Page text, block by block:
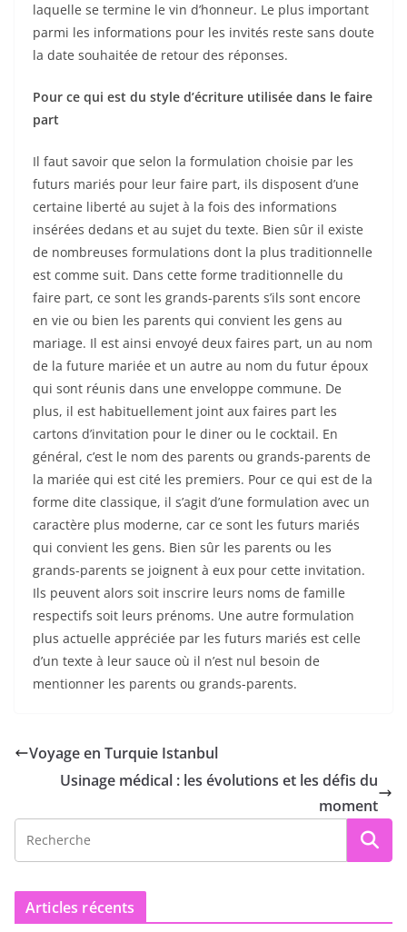
laquelle se termine le vin d’honneur. Le plus important
parmi les informations pour les invités reste sans doute
la date souhaitée de retour des réponses.
Pour ce qui est du style d’écriture utilisée dans le faire
part
Il faut savoir que selon la formulation choisie par les
futurs mariés pour leur faire part, ils disposent d’une
certaine liberté au sujet à la fois des informations
insérées dedans et au sujet du texte. Bien sûr il existe
de nombreuses formulations dont la plus traditionnelle
est comme suit. Dans cette forme traditionnelle du
faire part, ce sont les grands-parents s’ils sont encore
en vie ou bien les parents qui convient les gens au
mariage. Il est ainsi envoyé deux faires part, un au nom
de la future mariée et un autre au nom du futur époux
qui sont réunis dans une enveloppe commune. De
plus, il est habituellement joint aux faires part les
cartons d’invitation pour le diner ou le cocktail. En
général, c’est le nom des parents ou grands-parents de
la mariée qui est cité les premiers. Pour ce qui est de la
forme dite classique, il s’agit d’une formulation avec un
caractère plus moderne, car ce sont les futurs mariés
qui convient les gens. Bien sûr les parents ou les
grands-parents se joignent à eux pour cette invitation.
Ils peuvent alors soit inscrire leurs noms de famille
respectifs soit leurs prénoms. Une autre formulation
plus actuelle appréciée par les futurs mariés est celle
d’un texte à leur sauce où il n’est nul besoin de
mentionner les parents ou grands-parents.
Voyage en Turquie Istanbul
Usinage médical : les évolutions et les défis du
moment
Articles récents